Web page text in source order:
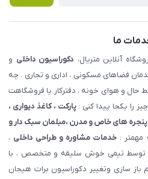
ما
آنلاین متریال، دکوراسیون داخلی و
فضاهای مسکونی ، اداری و تجاری . چه
حال و هوای خونه ، دفترکار یا فروشگاهت
را یکجا پیدا کنی :پارکت ، کاغذ دیواری ،
های خاص و مدرن ،مبلمان سبک دار و
مهمتر : خدمات مشاوره و طراحی داخلی ،
توسط تیمی خوش سلیقه و متخصص ، با
سازی وتغییر دکوراسیون برات هیجان